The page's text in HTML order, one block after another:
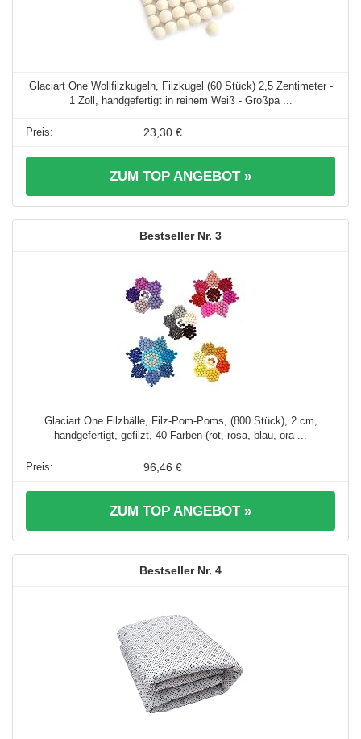
Glaciart One Wollfilzkugeln, Filzkugel (60 Stück) 2,5 Zentimeter -
1 Zoll, handgefertigt in reinem Weiß - Großpa ...
23,30 €
ZUM TOP ANGEBOT »
3
Glaciart One Filzbälle, Filz-Pom-Poms, (800 Stück), 2 cm,
handgefertigt, gefilzt, 40 Farben (rot, rosa, blau, ora ...
96,46 €
ZUM TOP ANGEBOT »
4